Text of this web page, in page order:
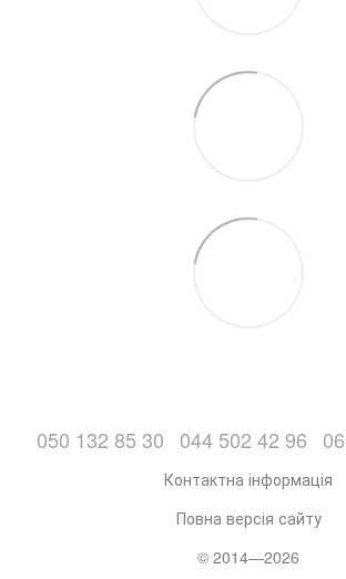
050 132 85 30 044 502 42 96
Контактна інформація
Повна версія сайту
© 2014—2026